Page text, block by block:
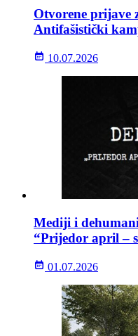
Otvorene prijave
Antifašistički
10.07.2026
Mediji i
“Prijedor april –
01.07.2026